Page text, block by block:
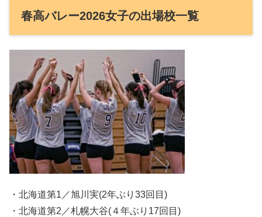
春高バレー2026女子の出場校一覧
・北海道第1／旭川実(2年ぶり33回目)
・北海道第2／札幌大谷(４年ぶり17回目)